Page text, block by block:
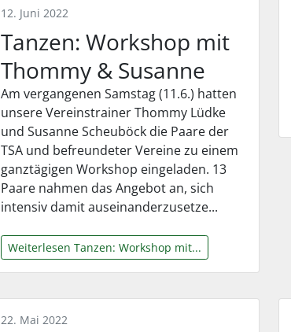
12. Juni 2022
Tanzen: Workshop mit
Thommy & Susanne
Am vergangenen Samstag (11.6.) hatten
unsere Vereinstrainer Thommy Lüdke
und Susanne Scheuböck die Paare der
TSA und befreundeter Vereine zu einem
ganztägigen Workshop eingeladen. 13
Paare nahmen das Angebot an, sich
intensiv damit auseinanderzusetze...
Weiterlesen Tanzen: Workshop mit...
22. Mai 2022